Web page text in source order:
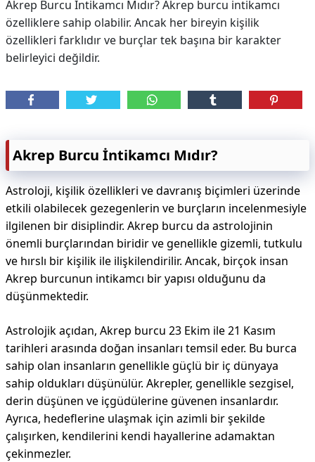
Akrep Burcu İntikamcı Mıdır? Akrep burcu intikamcı
özelliklere sahip olabilir. Ancak her bireyin kişilik
özellikleri farklıdır ve burçlar tek başına bir karakter
belirleyici değildir.
Akrep Burcu İntikamcı Mıdır?
Astroloji, kişilik özellikleri ve davranış biçimleri üzerinde
etkili olabilecek gezegenlerin ve burçların incelenmesiyle
ilgilenen bir disiplindir. Akrep burcu da astrolojinin
önemli burçlarından biridir ve genellikle gizemli, tutkulu
ve hırslı bir kişilik ile ilişkilendirilir. Ancak, birçok insan
Akrep burcunun intikamcı bir yapısı olduğunu da
düşünmektedir.
Astrolojik açıdan, Akrep burcu 23 Ekim ile 21 Kasım
tarihleri arasında doğan insanları temsil eder. Bu burca
sahip olan insanların genellikle güçlü bir iç dünyaya
sahip oldukları düşünülür. Akrepler, genellikle sezgisel,
derin düşünen ve içgüdülerine güvenen insanlardır.
Ayrıca, hedeflerine ulaşmak için azimli bir şekilde
çalışırken, kendilerini kendi hayallerine adamaktan
çekinmezler.